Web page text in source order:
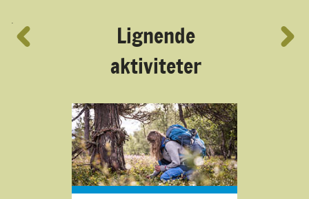
´
Lignende
aktiviteter